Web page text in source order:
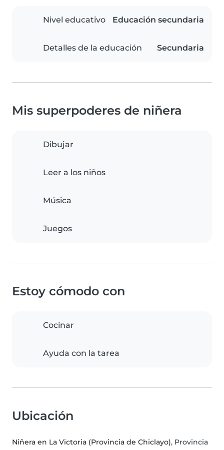
Nivel educativo Educación secundaria
Detalles de la educación Secundaria
Mis superpoderes de niñera
Dibujar
Leer a los niños
Música
Juegos
Estoy cómodo con
Cocinar
Ayuda con la tarea
Ubicación
Niñera en La Victoria (Provincia de Chiclayo), Provincia